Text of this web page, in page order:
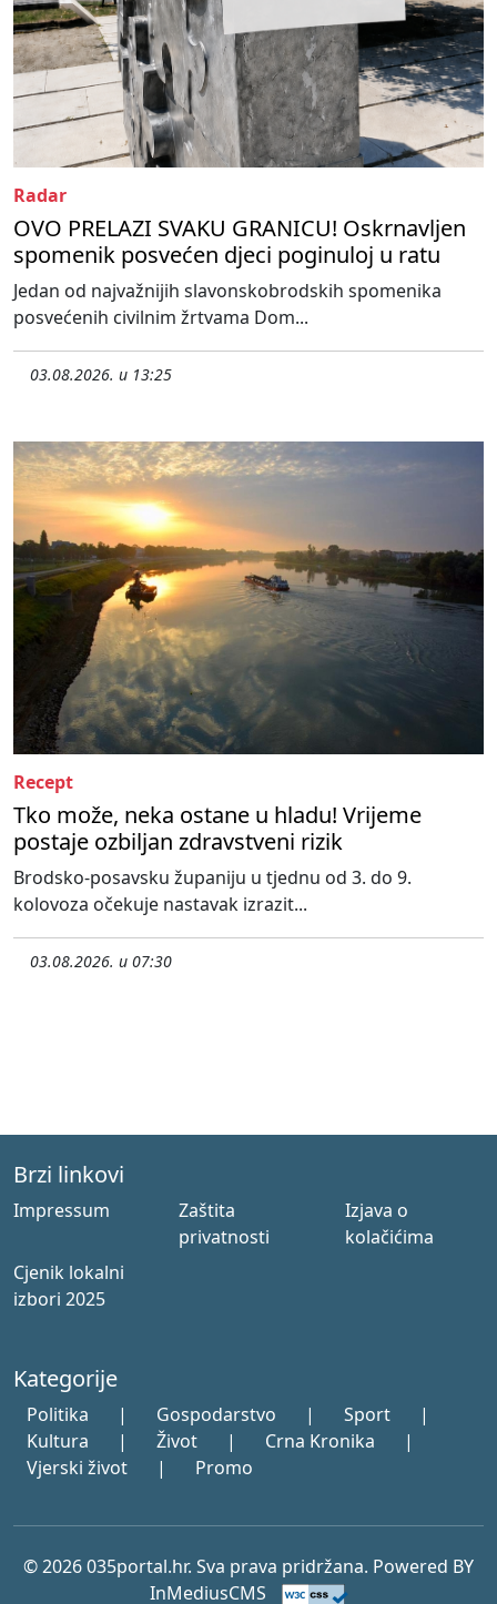
Radar
OVO PRELAZI SVAKU GRANICU! Oskrnavljen
spomenik posvećen djeci poginuloj u ratu
Jedan od najvažnijih slavonskobrodskih spomenika
posvećenih civilnim žrtvama Dom...
03.08.2026. u 13:25
Recept
Tko može, neka ostane u hladu! Vrijeme
postaje ozbiljan zdravstveni rizik
Brodsko-posavsku županiju u tjednu od 3. do 9.
kolovoza očekuje nastavak izrazit...
03.08.2026. u 07:30
Brzi linkovi
Impressum
Zaštita
privatnosti
Izjava o
kolačićima
Cjenik lokalni
izbori 2025
Kategorije
Politika | Gospodarstvo | Sport
|
Kultura
| Život | Crna Kronika
|
Vjerski život
| Promo
© 2026 035portal.hr. Sva prava pridržana. Powered BY
InMediusCMS